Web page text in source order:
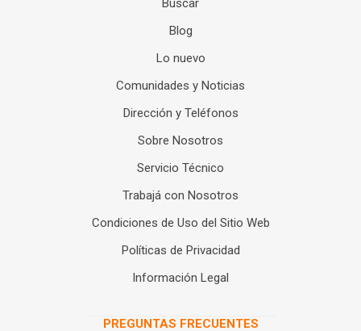
Buscar
Blog
Lo nuevo
Comunidades y Noticias
Dirección y Teléfonos
Sobre Nosotros
Servicio Técnico
Trabajá con Nosotros
Condiciones de Uso del Sitio Web
Políticas de Privacidad
Información Legal
PREGUNTAS FRECUENTES